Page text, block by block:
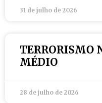
31 de julho de 2026
TERRORISMO
MÉDIO
28 de julho de 2026